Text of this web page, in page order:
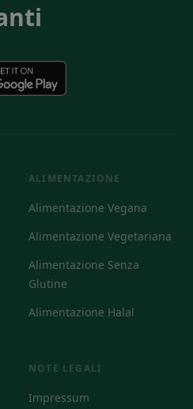
ALIMENTAZIONE
Alimentazione Vegana
Alimentazione Vegetariana
Alimentazione Senza
Glutine
Alimentazione Halal
NOTE LEGALI
Impressum